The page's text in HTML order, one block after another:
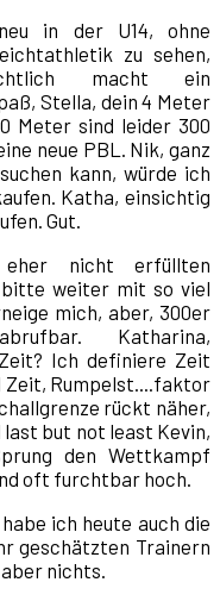
in der U14, ohne
zu sehen,
macht ein
Stella, dein 4 Meter
Meter sind leider 300
neue PBL. Nik, ganz
kann, würde ich
Katha, einsichtig
Gut.
nicht erfüllten
bitte weiter mit so viel
mich, aber, 300er
Katharina,
Ich definiere Zeit
Zeit, Rumpelst....faktor
rückt näher,
but not least Kevin,
den Wettkampf
oft furchtbar hoch.
ich heute auch die
geschätzten Trainern
nichts.